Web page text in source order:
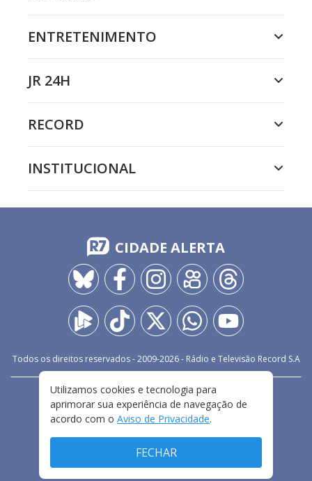
ENTRETENIMENTO
JR 24H
RECORD
INSTITUCIONAL
CIDADE ALERTA
Todos os direitos reservados - 2009-2026- Rádio e Televisão Record S.A
FALE CONOSCO
PRIVACIDADE
TERMOS E CONDIÇÕES DE USO
Utilizamos cookies e tecnologia para
aprimorar sua experiência de navegação de
acordo com o Aviso de Privacidade.
FECHAR